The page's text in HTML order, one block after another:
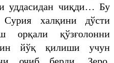
уддасидан чиқди… Бу
халқини дўсти
орқали қўзғолонни
йўқ қилиши учун